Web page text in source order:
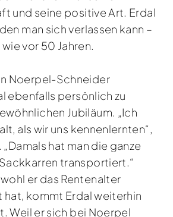
und seine positive Art. Erdal
man sich verlassen kann –
vor 50 Jahren.
Noerpel-Schneider
ebenfalls persönlich zu
Jubiläum. „Ich
als wir uns kennenlernten“,
hat man die ganze
transportiert.“
er das Rentenalter
kommt Erdal weiterhin
Weil er sich bei Noerpel